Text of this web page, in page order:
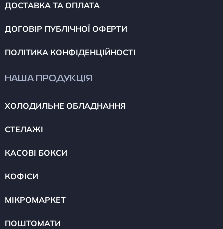
ДОСТАВКА ТА ОПЛАТА
ДОГОВІР ПУБЛІЧНОЇ ОФЕРТИ
ПОЛІТИКА КОНФІДЕНЦІЙНОСТІ
НАША ПРОДУКЦІЯ
ХОЛОДИЛЬНЕ ОБЛАДНАННЯ
СТЕЛАЖІ
КАСОВІ БОКСИ
КОФІСИ
МІКРОМАРКЕТ
ПОШТОМАТИ